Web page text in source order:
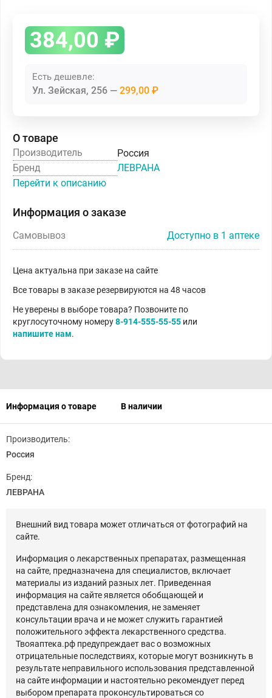
384,00 ₽
Есть дешевле:
Ул. Зейская, 256 299,00 ₽
О товаре
Производитель
Россия
Бренд
ЛЕВРАНА
Перейти к описанию
Информация о заказе
Самовывоз Доступно в 1 аптеке
Цена актуальна при заказе на сайте
Все товары в заказе резервируются на 48 часов
Не уверены в выборе товара? Позвоните по
круглосуточному номеру8-914-555-55-55 или
напишите нам.
Информация о товаре В наличии
Производитель:
Россия
Бренд:
ЛЕВРАНА
Внешний вид товара может отличаться от фотографий на
сайте.
Информация о лекарственных препаратах, размещенная
на сайте, предназначена для специалистов, включает
материалы из изданий разных лет. Приведенная
информация на сайте является обобщающей и
представлена для ознакомления, не заменяет
консультации врача и не может служить гарантией
положительного эффекта лекарственного средства.
Твояаптека.рф предупреждает вас о возможных
отрицательные последствиях, которые могут возникнуть в
результате неправильного использования представленной
на сайте информации и настоятельно рекомендует перед
выбором препарата проконсультироваться со